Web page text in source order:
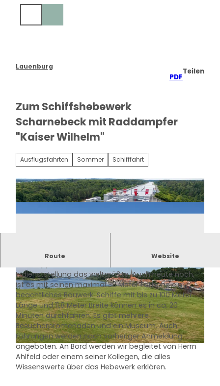
Lauenburg
PDF
Teilen
Zum Schiffshebewerk
Scharnebeck mit Raddampfer
"Kaiser Wilhelm"
Ausflugsfahrten Sommer Schifffahrt
© Andreas Teske |CC-BY-SA
© Mareike Bodendieck | CC-BY-SA
Route Website
Fahrt zum Schiffshebewerk Scharnebeck
Indienststellung das weltgrößte. Auch heute noch,
ist es mit seinen maximal 38 Meter Fallhöhe ein
beachtliches Bauwerk. Schiffe mit bis zu 100 Meter
Länge und 11,8 Meter Breite können es in ca. 20
Minuten durchfahren. Es gibt mehrere
Besucherpromenaden und ein Museum. Auch
Führungen werden nach vorheriger Anmeldung
angeboten. An Bord werden wir begleitet von Herrn
Ahlfeld oder einem seiner Kollegen, die alles
Wissenswerte über das Hebewerk erklären.